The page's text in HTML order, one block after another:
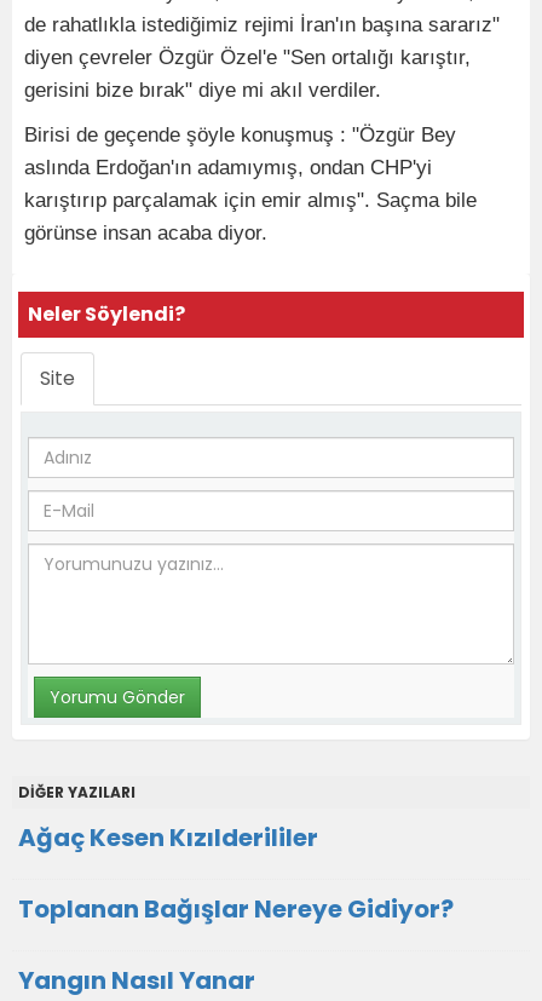
de rahatlıkla istediğimiz rejimi İran'ın başına sararız"
diyen çevreler Özgür Özel'e "Sen ortalığı karıştır,
gerisini bize bırak" diye mi akıl verdiler.
Birisi de geçende şöyle konuşmuş : "Özgür Bey
aslında Erdoğan'ın adamıymış, ondan CHP'yi
karıştırıp parçalamak için emir almış". Saçma bile
görünse insan acaba diyor.
Neler Söylendi?
Site
DİĞER YAZILARI
Ağaç Kesen Kızılderililer
Toplanan Bağışlar Nereye Gidiyor?
Yangın Nasıl Yanar